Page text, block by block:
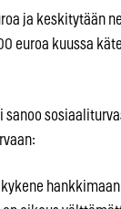
ja keskitytään
euroa kuussa
kykene